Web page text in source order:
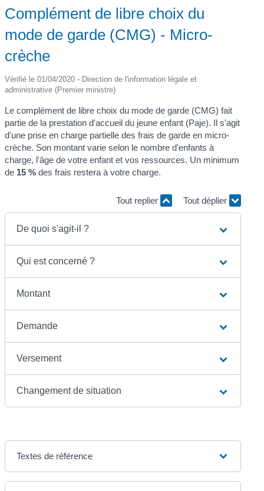
Complément de libre choix du
mode de garde (CMG) - Micro-
crèche
Vérifié le 01/04/2020 - Direction de l'information légale et
administrative (Premier ministre)
Le complément de libre choix du mode de garde (CMG) fait
partie de la prestation d'accueil du jeune enfant (Paje). Il s'agit
d'une prise en charge partielle des frais de garde en micro-
crèche. Son montant varie selon le nombre d'enfants à
charge, l'âge de votre enfant et vos ressources. Un minimum
de 15 % des frais restera à votre charge.
Tout replier Tout déplier
De quoi s'agit-il ?
Qui est concerné ?
Montant
Demande
Versement
Changement de situation
Textes de référence